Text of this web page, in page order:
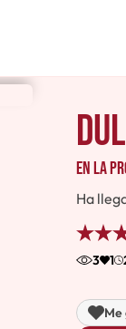
en la
Ha
3 1
Me